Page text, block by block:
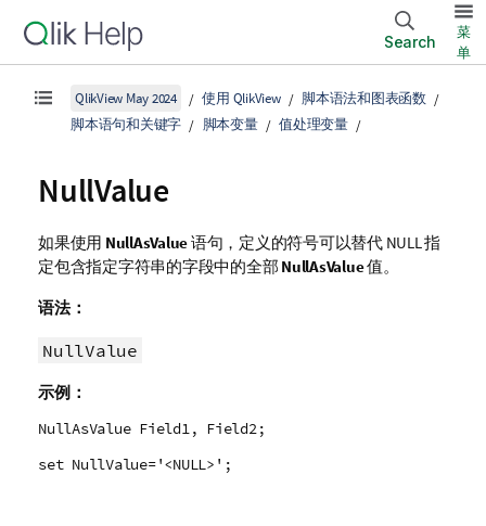
Search
菜
单
QlikView May 2024 使用 QlikView
脚本语法和图表函数
脚本语句和关键字
脚本变量 值处理变量
NullValue
如果使用 NullAsValue语句，定义的符号可以替代 NULL指
定包含指定字符串的字段中的全部 NullAsValue值。
语法：
NullValue
示例：
NullAsValue Field1, Field2;
set NullValue='<NULL>';